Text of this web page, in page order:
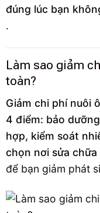
đúng lúc bạn
.
Làm sao giảm
toàn?
Giảm chi phí nuôi
4 điểm: bảo
hợp, kiểm soát
chọn nơi sửa
để bạn giảm phát